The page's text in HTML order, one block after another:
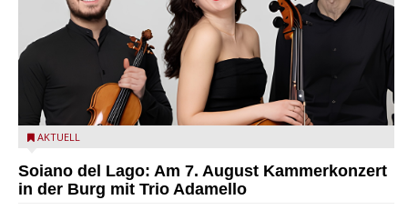
Trio Adamello
AKTUELL
Soiano del Lago: Am 7. August Kammerkonzert
in der Burg mit Trio Adamello